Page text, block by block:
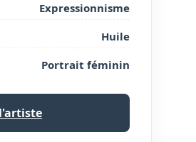
Expressionnisme
Huile
Portrait féminin